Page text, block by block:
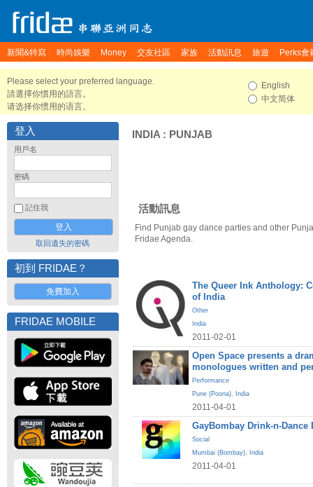
新聞&特寫 時尚娛樂 Money 交友社區 家族 活動訊息 旅遊 Perks會
Please select your preferred language.
請選擇你慣用的語言。
请选择你惯用的语言。
English
中文简体
登入
用戶名
密碼
記住我
取回遺失的密碼
初到 FRIDAE？
免費加入
FRIDAE MOBILE
INDIA : PUNJAB
活動訊息
Find Punjab gay dance parties and other
Fridae Agenda.
The Queer Ink Anthology:
of India
Other
India
2011-02-01
Open Space presents a
monologues written and
Performance
Pune (Poona), India
2011-04-01
GayBombay Drink-n-Dance
Social
Mumbai (Bombay), India
2011-04-01